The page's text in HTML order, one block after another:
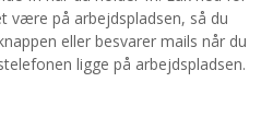
være på arbejdspladsen, så du
eller besvarer mails når du
ligge på arbejdspladsen.